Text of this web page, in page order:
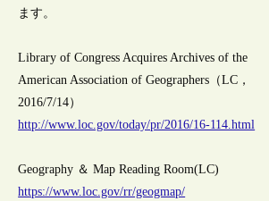
ます。
Library of Congress Acquires Archives of the
American Association of Geographers（LC，
2016/7/14）
http://www.loc.gov/today/pr/2016/16-114.html
Geography ＆ Map Reading Room(LC)
https://www.loc.gov/rr/geogmap/